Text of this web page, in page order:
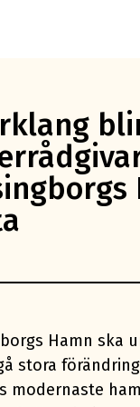
Hamn ska
stora
modernaste